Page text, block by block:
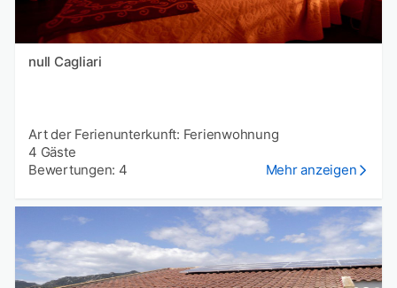
null Cagliari
Art der Ferienunterkunft: Ferienwohnung
4 Gäste
Bewertungen: 4
Mehr anzeigen